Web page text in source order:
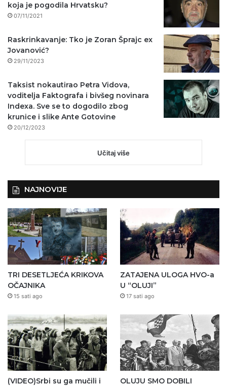
koja je pogodila Hrvatsku?
07/11/2021
Raskrinkavanje: Tko je Zoran Šprajc ex
Jovanović?
29/11/2023
Taksist nokautirao Petra Vidova,
voditelja Faktografa i bivšeg novinara
Indexa. Sve se to dogodilo zbog
krunice i slike Ante Gotovine
20/12/2023
Učitaj više
NAJNOVIJE
TRI DESETLJEĆA KRIKOVA
OČAJNIKA
15 sati ago
ZATAJENA ULOGA HVO-a
U “OLUJI”
17 sati ago
(VIDEO)Srbi su ga mučili i
OLUJU SMO DOBILI